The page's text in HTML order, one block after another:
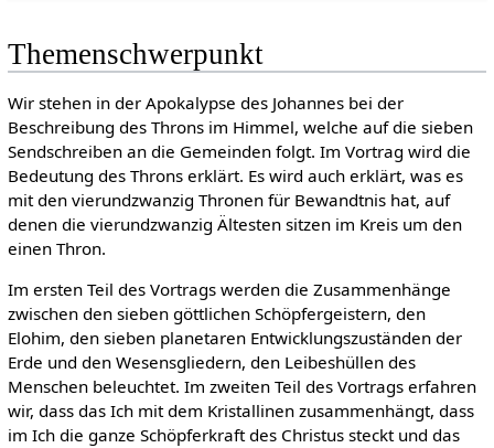
Themenschwerpunkt
Wir stehen in der Apokalypse des Johannes bei der
Beschreibung des Throns im Himmel, welche auf die sieben
Sendschreiben an die Gemeinden folgt. Im Vortrag wird die
Bedeutung des Throns erklärt. Es wird auch erklärt, was es
mit den vierundzwanzig Thronen für Bewandtnis hat, auf
denen die vierundzwanzig Ältesten sitzen im Kreis um den
einen Thron.
Im ersten Teil des Vortrags werden die Zusammenhänge
zwischen den sieben göttlichen Schöpfergeistern, den
Elohim, den sieben planetaren Entwicklungszuständen der
Erde und den Wesensgliedern, den Leibeshüllen des
Menschen beleuchtet. Im zweiten Teil des Vortrags erfahren
wir, dass das Ich mit dem Kristallinen zusammenhängt, dass
im Ich die ganze Schöpferkraft des Christus steckt und das